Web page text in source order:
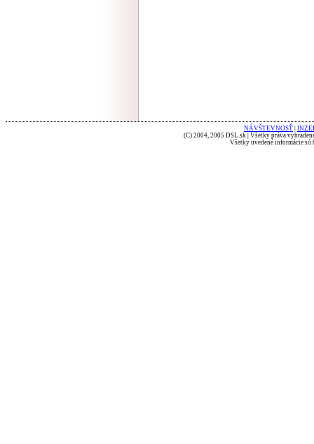
NÁVŠTEVNOSŤ
(C) 2004, 2005 DSL.sk | Všetky práva
Všetky uvedené informácie sú